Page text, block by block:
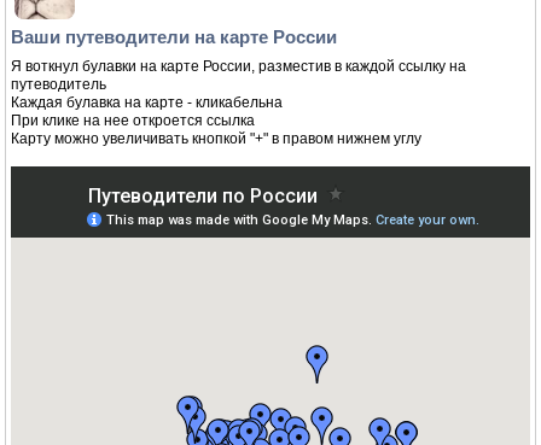
Ваши путеводители на карте России
Я воткнул булавки на карте России, разместив в каждой ссылку на
путеводитель
Каждая булавка на карте - кликабельна
При клике на нее откроется ссылка
Карту можно увеличивать кнопкой "+" в правом нижнем углу